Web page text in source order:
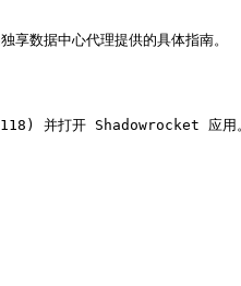
数据中心代理提供的具体指南。
并打开 Shadowrocket 应用